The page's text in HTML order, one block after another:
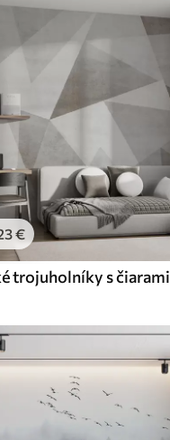
€
trojuholníky s čiarami